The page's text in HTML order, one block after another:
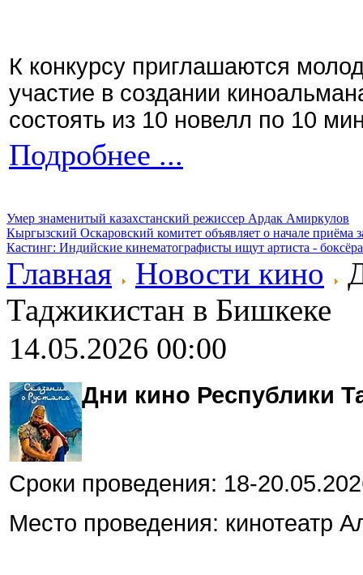
К конкурсу приглашаются
участие в создании
состоять из 10 новелл по 10
Подробнее ...
Умер знаменитый казахстанский режиссер Ардак Амиркулов
Кыргызский Оскаровский комитет объявляет о начале приёма
Кастинг: Индийские кинематографисты ищут артиста -
Главная Новости кино
Таджикистан в Бишкеке
14.05.2026 00:00
Дни кино Республики
Сроки проведения: 18-
Место проведения: кинотеатр